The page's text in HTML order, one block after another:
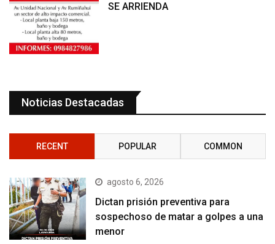
SE ARRIENDA
Noticias Destacadas
RECENT POPULAR COMMON
agosto 6, 2026
Dictan prisión preventiva para
sospechoso de matar a golpes a una
menor